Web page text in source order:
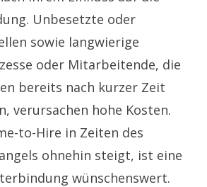
Unbesetzte oder
sowie langwierige
oder Mitarbeitende, die
bereits nach kurzer Zeit
verursachen hohe Kosten.
to-Hire in Zeiten des
ohnehin steigt, ist eine
wünschenswert.